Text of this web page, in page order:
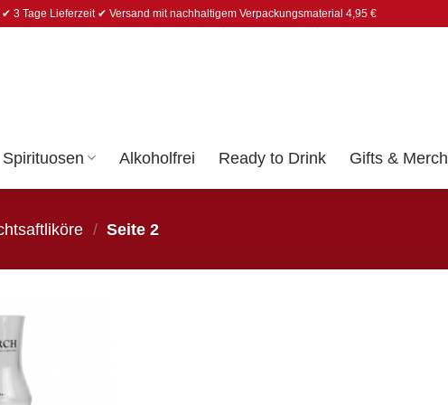
3 Tage Lieferzeit ✔ Versand mit nachhaltigem Verpackungsmaterial 4,95 €
Spirituosen Alkoholfrei Ready to Drink Gifts & Merch
/ Seite 2